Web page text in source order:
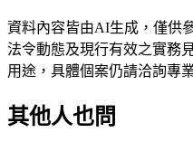
資料內容皆由AI生成，僅供
法令動態及現行有效之實務
用途，具體個案仍請洽詢專
其他人也問